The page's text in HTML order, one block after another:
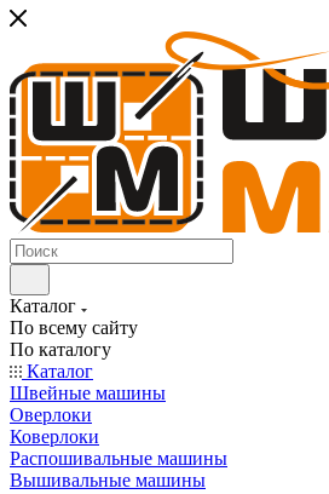
Каталог
По всему сайту
По каталогу
Каталог
Швейные машины
Оверлоки
Коверлоки
Распошивальные машины
Вышивальные машины